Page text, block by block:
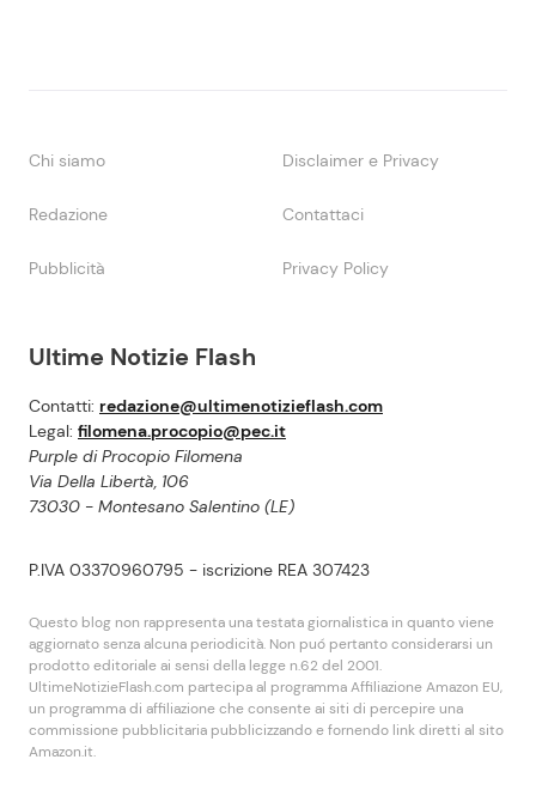
Ultime Notizie Flash
Contatti: redazione@ultimenotizieflash.com
Legal: filomena.procopio@pec.it
Purple di Procopio Filomena
Via Della Libertà, 106
73030 - Montesano Salentino (LE)
P.IVA 03370960795 - iscrizione REA 307423
Questo blog non rappresenta una testata giornalistica in quanto viene
aggiornato senza alcuna periodicità. Non puó pertanto considerarsi un
prodotto editoriale ai sensi della legge n.62 del 2001.
UltimeNotizieFlash.com partecipa al programma Affiliazione Amazon EU,
un programma di affiliazione che consente ai siti di percepire una
commissione pubblicitaria pubblicizzando e fornendo link diretti al sito
Amazon.it.
Chi siamo Disclaimer e Privacy
Redazione Contattaci
Pubblicità Privacy Policy